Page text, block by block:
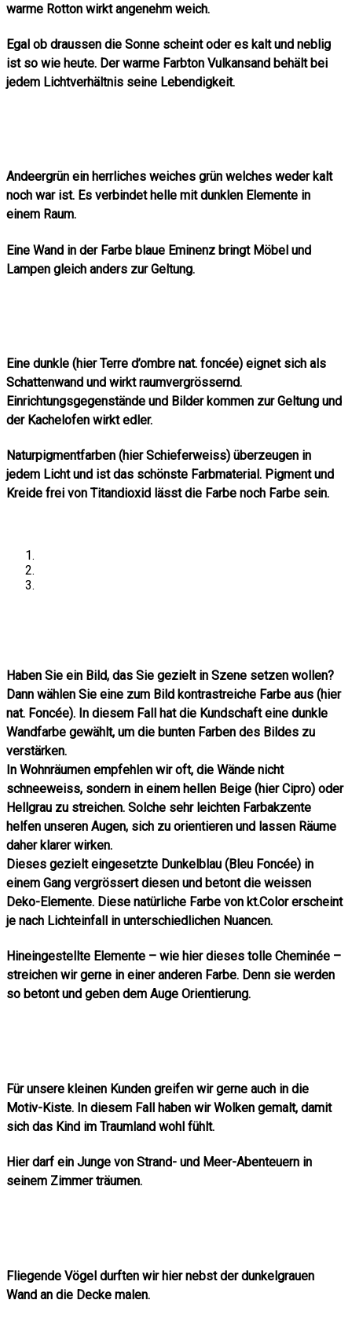
warme Rotton wirkt angenehm weich.
Egal ob draussen die Sonne scheint oder es kalt und neblig
ist so wie heute. Der warme Farbton Vulkansand behält bei
jedem Lichtverhältnis seine Lebendigkeit.
Andeergrün ein herrliches weiches grün welches weder kalt
noch war ist. Es verbindet helle mit dunklen Elemente in
einem Raum.
Eine Wand in der Farbe blaue Eminenz bringt Möbel und
Lampen gleich anders zur Geltung.
Eine dunkle (hier Terre d’ombre nat. foncée) eignet sich als
Schattenwand und wirkt raumvergrössernd.
Einrichtungsgegenstände und Bilder kommen zur Geltung und
der Kachelofen wirkt edler.
Naturpigmentfarben (hier Schieferweiss) überzeugen in
jedem Licht und ist das schönste Farbmaterial. Pigment und
Kreide frei von Titandioxid lässt die Farbe noch Farbe sein.
Haben Sie ein Bild, das Sie gezielt in Szene setzen wollen?
Dann wählen Sie eine zum Bild kontrastreiche Farbe aus (hier
nat. Foncée). In diesem Fall hat die Kundschaft eine dunkle
Wandfarbe gewählt, um die bunten Farben des Bildes zu
verstärken.
In Wohnräumen empfehlen wir oft, die Wände nicht
schneeweiss, sondern in einem hellen Beige (hier Cipro) oder
Hellgrau zu streichen. Solche sehr leichten Farbakzente
helfen unseren Augen, sich zu orientieren und lassen Räume
daher klarer wirken.
Dieses gezielt eingesetzte Dunkelblau (Bleu Foncée) in
einem Gang vergrössert diesen und betont die weissen
Deko-Elemente. Diese natürliche Farbe von kt.Color erscheint
je nach Lichteinfall in unterschiedlichen Nuancen.
Hineingestellte Elemente – wie hier dieses tolle Cheminée –
streichen wir gerne in einer anderen Farbe. Denn sie werden
so betont und geben dem Auge Orientierung.
Für unsere kleinen Kunden greifen wir gerne auch in die
Motiv-Kiste. In diesem Fall haben wir Wolken gemalt, damit
sich das Kind im Traumland wohl fühlt.
Hier darf ein Junge von Strand- und Meer-Abenteuern in
seinem Zimmer träumen.
Fliegende Vögel durften wir hier nebst der dunkelgrauen
Wand an die Decke malen.